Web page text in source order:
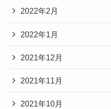
2022年2月
2022年1月
2021年12月
2021年11月
2021年10月